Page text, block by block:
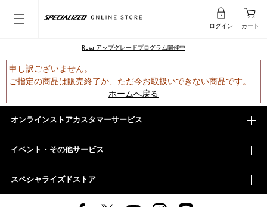
ログイン カート
Rovalアップグレードプログラム開催中
申し訳ございません。
ご指定の商品は販売終了か、ただ今お取扱いできない商品です。
ホームへ戻る
オンラインストアカスタマーサービス
イベント・その他サービス
スペシャライズドストア